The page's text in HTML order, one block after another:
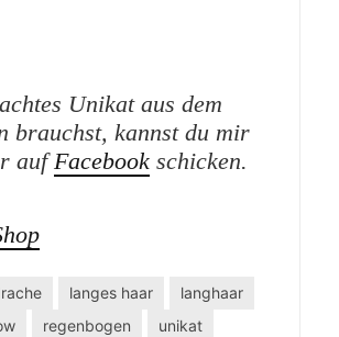
Unikat aus dem
brauchst, kannst du mir
aufFacebook schicken.
langes haar
langhaar
regenbogen unikat